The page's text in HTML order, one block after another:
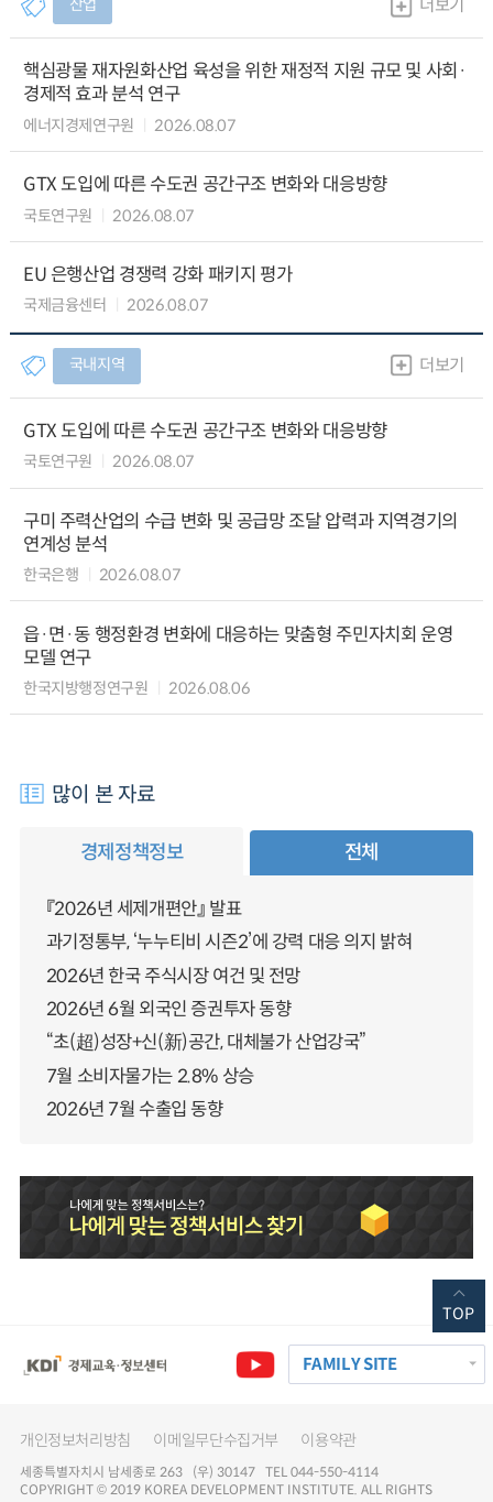
산업 더보기
핵심광물 재자원화산업 육성을 위한 재정적 지원 규모 및 사회·
경제적 효과 분석 연구
에너지경제연구원 2026.08.07
GTX 도입에 따른 수도권 공간구조 변화와 대응방향
국토연구원 2026.08.07
EU 은행산업 경쟁력 강화 패키지 평가
국제금융센터 2026.08.07
국내지역 더보기
GTX 도입에 따른 수도권 공간구조 변화와 대응방향
국토연구원 2026.08.07
구미 주력산업의 수급 변화 및 공급망 조달 압력과 지역경기의
연계성 분석
한국은행 2026.08.07
읍·면·동 행정환경 변화에 대응하는 맞춤형 주민자치회 운영
모델 연구
한국지방행정연구원 2026.08.06
많이 본 자료
경제정책정보 전체
『2026년 세제개편안』 발표
과기정통부, ‘누누티비 시즌2’에 강력 대응 의지 밝혀
2026년 한국 주식시장 여건 및 전망
2026년 6월 외국인 증권투자 동향
“초(超)성장+신(新)공간, 대체불가 산업강국”
7월 소비자물가는 2.8% 상승
2026년 7월 수출입 동향
FAMILY SITE
개인정보처리방침 이메일무단수집거부 이용약관
세종특별자치시 남세종로 263 (우) 30147 TEL 044-550-4114
COPYRIGHT © 2019 KOREA DEVELOPMENT INSTITUTE. ALL RIGHTS
TOP